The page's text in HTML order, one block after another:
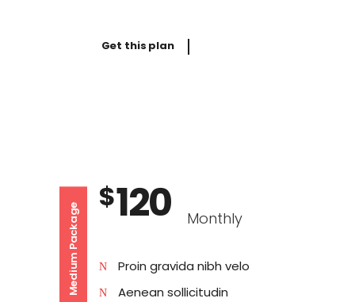
Get this plan
Medium Package
$120 Monthly
Proin gravida nibh velo
Aenean sollicitudin